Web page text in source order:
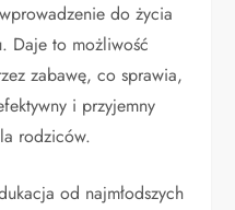
do życia
Daje to możliwość
zabawę, co sprawia,
i przyjemny
rodziców.
od najmłodszych